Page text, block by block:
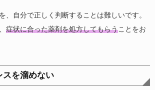
、自分で正しく判断することは難しいです。
症状に合った薬剤を処方してもらうことをお
を溜めない